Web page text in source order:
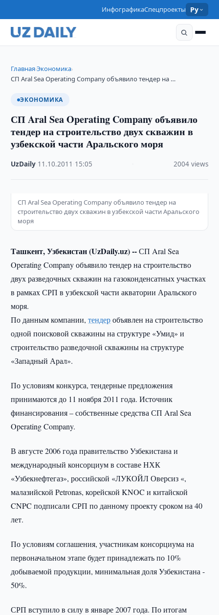
ИнфографикаСпецпроекты Ру
Главная›Экономика›
СП Aral Sea Operating Company объявило тендер на …
ЭКОНОМИКА
СП Aral Sea Operating Company объявило
тендер на строительство двух скважин в
узбекской части Аральского моря
UzDaily 11.10.2011 15:05 2004 views
СП Aral Sea Operating Company объявило тендер на
строительство двух скважин в узбекской части Аральского
моря
Ташкент, Узбекистан (UzDaily.uz) --СП Aral Sea
Operating Company объявило тендер на строительство
двух разведочных скважин на газоконденсатных участках
в рамках СРП в узбекской части акватории Аральского
моря.
По данным компании,тендеробъявлен на строительство
одной поисковой скважины на структуре «Умид» и
строительство разведочной скважины на структуре
«Западный Арал».
По условиям конкурса, тендерные предложения
принимаются до 11 ноября 2011 года. Источник
финансирования – собственные средства СП Aral Sea
Operating Company.
В августе 2006 года правительство Узбекистана и
международный консорциум в составе НХК
«Узбекнефтегаз», российской «ЛУКОЙЛ Оверсиз «,
малазийской Petronas, корейской KNOC и китайской
CNPC подписали СРП по данному проекту сроком на 40
лет.
По условиям соглашения, участникам консорциума на
первоначальном этапе будет принадлежать по 10%
добываемой продукции, минимальная доля Узбекистана -
50%.
СРП вступило в силу в январе 2007 года. По итогам